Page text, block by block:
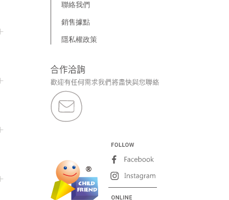
嬰兒玩具
年齡 0 ~ 18 個月
年齡 18 ~ 36 個月
年齡 3 歲以上
委託生產
優惠專區
優惠專區
聯絡我們
銷售據點
隱私權政策